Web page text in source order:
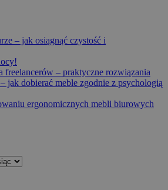
– jak osiągnąć czystość i
freelancerów – praktyczne rozwiązania
jak dobierać meble zgodnie z psychologią
ergonomicznych mebli biurowych